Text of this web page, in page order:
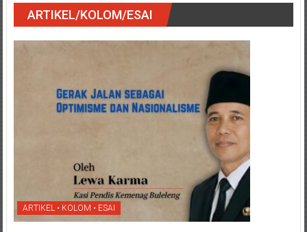
ARTIKEL/KOLOM/ESAI
ARTIKEL • KOLOM • ESAI